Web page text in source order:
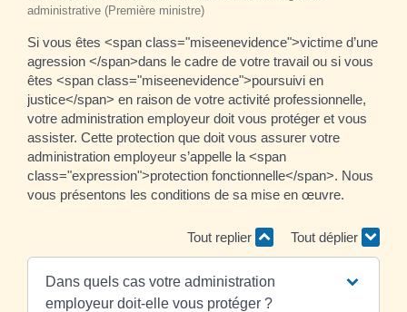
administrative (Première ministre)
Si vous êtes <span class="miseenevidence">victime d’une
agression </span>dans le cadre de votre travail ou si vous
êtes <span class="miseenevidence">poursuivi en
justice</span> en raison de votre activité professionnelle,
votre administration employeur doit vous protéger et vous
assister. Cette protection que doit vous assurer votre
administration employeur s’appelle la <span
class="expression">protection fonctionnelle</span>. Nous
vous présentons les conditions de sa mise en œuvre.
Tout replier Tout déplier
Dans quels cas votre administration
employeur doit-elle vous protéger ?